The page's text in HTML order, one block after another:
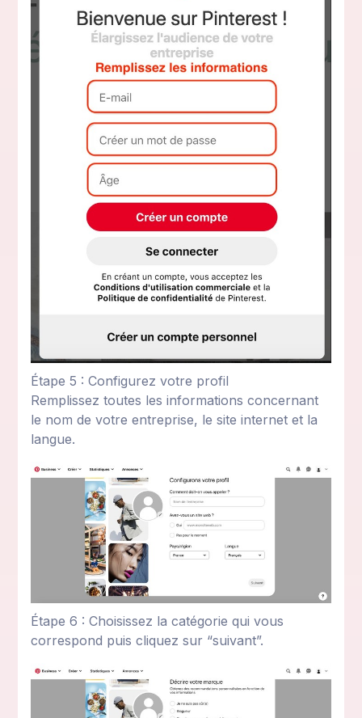
Étape 5 : Configurez votre profil
Remplissez toutes les informations concernant
le nom de votre entreprise, le site internet et la
langue.
Étape 6 : Choisissez la catégorie qui vous
correspond puis cliquez sur “suivant”.